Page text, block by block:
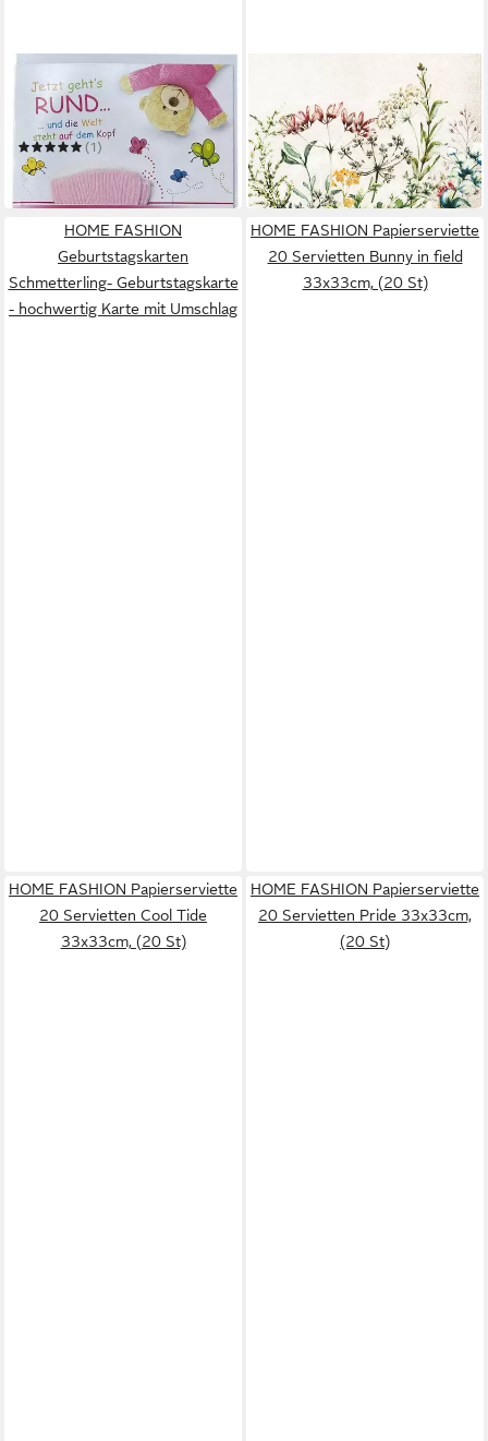
Glückwunschkarte Geburt,
Wilkommen Baby Mädchen -
Paar rosa Socken -
Grußkarten
(1)
1,29 €
in 3-4 Werktagen bei dir
Papierserviette 20
Servietten Wild Meadow -
Wilde Blumenwiese 33x33cm
3,45 €
in 4-5 Werktagen bei dir
HOME FASHION
Geburtstagskarten
Schmetterling- Geburtstagskarte
- hochwertig Karte mit Umschlag
HOME FASHION Papierserviette
20 Servietten Bunny in field
33x33cm, (20 St)
HOME FASHION Papierserviette
20 Servietten Cool Tide
33x33cm, (20 St)
HOME FASHION Papierserviette
20 Servietten Pride 33x33cm,
(20 St)